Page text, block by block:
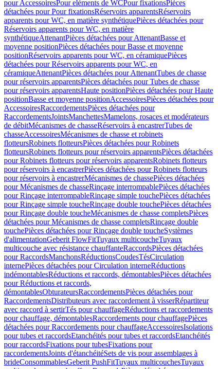
pour AccessoiresPour eléments de WCPour fixationsPièces
détachées pour Pour fixationsRéservoirs apparentsRéservoirs
apparents pour WC, en matière synthétiquePièces détachées pour
Réservoirs apparents pour WC, en matière
synthétiqueAttenantPièces détachées pour AttenantBasse et
moyenne positionPièces détachées pour Basse et moyenne
positionRéservoirs apparents pour WC, en céramiquePièces
détachées pour Réservoirs apparents pour WC, en
céramiqueAttenantPièces détachées pour AttenantTubes de chasse
pour réservoirs apparentsPièces détachées pour Tubes de chasse
pour réservoirs apparentsHaute positionPièces détachées pour Haute
positionBasse et moyenne positionAccessoiresPièces détachées pour
AccessoiresRaccordementsPièces détachées pour
RaccordementsJointsManchettesMamelons, rosaces et modérateurs
de débitMécanismes de chasseRéservoirs à encastrerTubes de
chasseAccessoiresMécanismes de chasse et robinets
flotteursRobinets flotteursPièces détachées pour Robinets
flotteursRobinets flotteurs pour réservoirs apparentsPièces détachées
pour Robinets flotteurs pour réservoirs apparentsRobinets flotteurs
pour réservoirs à encastrerPièces détachées pour Robinets flotteurs
pour réservoirs à encastrerMécanismes de chassePièces détachées
pour Mécanismes de chasseRinçage interrompablePièces détachées
pour Rinçage interrompableRinçage simple touchePièces détachées
pour Rinçage simple toucheRinçage double touchePièces détachées
pour Rinçage double toucheMécanismes de chasse completsPièces
détachées pour Mécanismes de chasse completsRinçage double
touchePièces détachées pour Rinçage double toucheSystèmes
d'alimentationGeberit FlowFitTuyaux multicoucheTuyaux
multicouche avec résistance chauffanteRaccordsPièces détachées
pour RaccordsManchonsRéductionsCoudesTésCirculation
internePièces détachées pour Circulation interneRéductions
indémontablesRéductions et raccords, démontablesPièces détachées
pour Réductions et raccords,
démontablesObturateursRaccordementsPièces détachées pour
RaccordementsDistributeurs avec raccordement à visserRépartiteur
avec raccord à sertirTés pour chauffageRéductions et raccordements
pour chauffage, démontablesRaccordements pour chauffagePièces
détachées pour Raccordements pour chauffageAccessoiresIsolations
pour tubes et raccordsEtanchéités pour tubes et raccordsEtanchéités
pour raccordsFixations pour tubesFixations pour
raccordementsJoints d'étanchéitéSets de vis pour assemblages à
brideConsommablesGeberit PushFitTuyaux multicouchesTuyaux